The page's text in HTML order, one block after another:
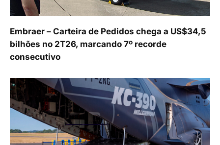
Embraer – Carteira de Pedidos chega a US$34,5
bilhões no 2T26, marcando 7º recorde
consecutivo